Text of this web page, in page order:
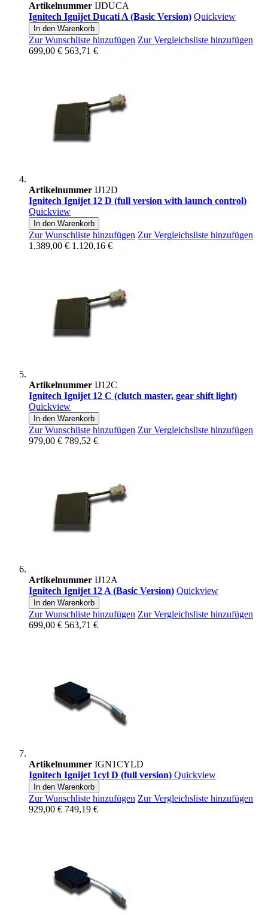
Artikelnummer IJDUCA
Ignitech Ignijet Ducati A (Basic Version) Quickview
In den Warenkorb
Zur Wunschliste hinzufügen Zur Vergleichsliste hinzufügen
699,00 € 563,71 €
Artikelnummer IJ12D
Ignitech Ignijet 12 D (full version with launch control)
Quickview
In den Warenkorb
Zur Wunschliste hinzufügen Zur Vergleichsliste hinzufügen
1.389,00 € 1.120,16 €
Artikelnummer IJ12C
Ignitech Ignijet 12 C (clutch master, gear shift light)
Quickview
In den Warenkorb
Zur Wunschliste hinzufügen Zur Vergleichsliste hinzufügen
979,00 € 789,52 €
Artikelnummer IJ12A
Ignitech Ignijet 12 A (Basic Version) Quickview
In den Warenkorb
Zur Wunschliste hinzufügen Zur Vergleichsliste hinzufügen
699,00 € 563,71 €
Artikelnummer IGN1CYLD
Ignitech Ignijet 1cyl D (full version) Quickview
In den Warenkorb
Zur Wunschliste hinzufügen Zur Vergleichsliste hinzufügen
929,00 € 749,19 €